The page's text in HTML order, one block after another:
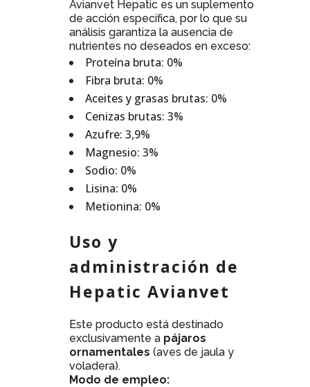
Avianvet Hepatic es un suplemento
de acción específica, por lo que su
análisis garantiza la ausencia de
nutrientes no deseados en exceso:
Proteína bruta: 0%
Fibra bruta: 0%
Aceites y grasas brutas: 0%
Cenizas brutas: 3%
Azufre: 3,9%
Magnesio: 3%
Sodio: 0%
Lisina: 0%
Metionina: 0%
Uso y
administración de
Hepatic Avianvet
Este producto está destinado
exclusivamente a pájaros
ornamentales (aves de jaula y
voladera).
Modo de empleo: